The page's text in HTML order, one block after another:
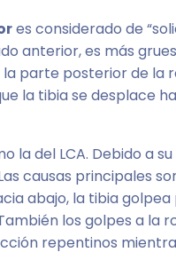
es considerado de
anterior, es más
parte posterior de la
la tibia se desplace
la del LCA. Debido a
causas principales
abajo, la tibia
los golpes a la
repentinos